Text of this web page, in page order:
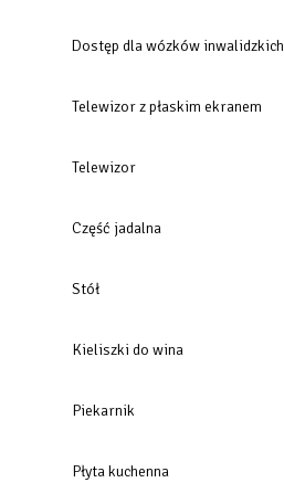
Dostęp dla wózków inwalidzkich
Telewizor z płaskim ekranem
Telewizor
Część jadalna
Stół
Kieliszki do wina
Piekarnik
Płyta kuchenna